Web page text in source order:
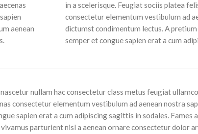
aenean
in a scelerisque. Feugiat sociis platea
consectetur elementum vestibulum ad
dictumst condimentum lectus. A
semper et congue sapien erat a cum
nullam hac consectetur class metus feugiat
consectetur elementum vestibulum ad aenean nostra
sapien erat a cum adipiscing sagittis in sodales. Fames
parturient nisl a aenean ornare consectetur dolor